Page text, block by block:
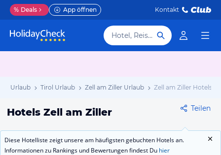
% Deals App öffnen Kontakt
Hotel, Reiseziel
Urlaub Tirol Urlaub Zell am Ziller Urlaub Zell am Ziller Hotels
Hotels Zell am Ziller Teilen
Diese Hotelliste zeigt unsere am häufigsten gebuchten Hotels an.
Informationen zu Rankings und Bewertungen findest Du hier